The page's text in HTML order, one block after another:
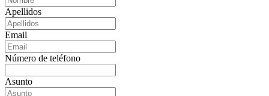
Apellidos
Email
Número de teléfono
Asunto